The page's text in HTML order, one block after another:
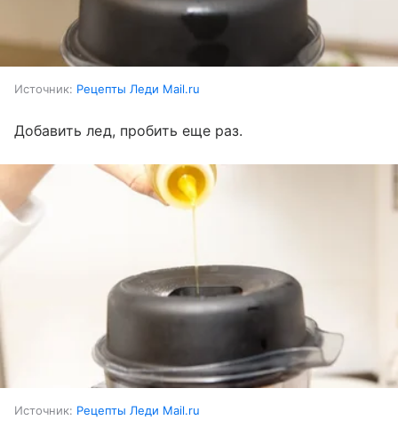
Источник: Рецепты Леди Mail.ru
Добавить лед, пробить еще раз.
Источник: Рецепты Леди Mail.ru